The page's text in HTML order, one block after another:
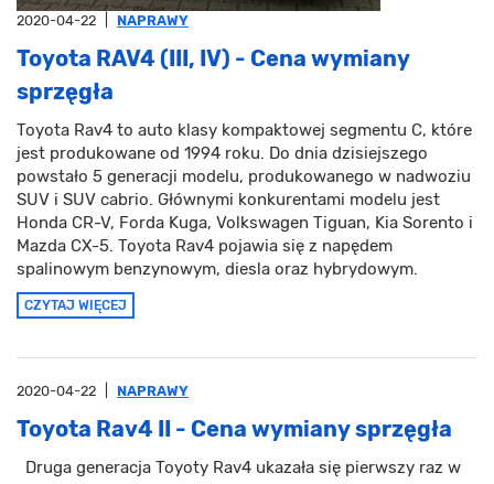
2020-04-22 NAPRAWY
Toyota RAV4 (III, IV) - Cena wymiany
sprzęgła
Toyota Rav4 to auto klasy kompaktowej segmentu C, które
jest produkowane od 1994 roku. Do dnia dzisiejszego
powstało 5 generacji modelu, produkowanego w nadwoziu
SUV i SUV cabrio. Głównymi konkurentami modelu jest
Honda CR-V, Forda Kuga, Volkswagen Tiguan, Kia Sorento i
Mazda CX-5. Toyota Rav4 pojawia się z napędem
spalinowym benzynowym, diesla oraz hybrydowym.
CZYTAJ WIĘCEJ
2020-04-22 NAPRAWY
Toyota Rav4 II - Cena wymiany sprzęgła
Druga generacja Toyoty Rav4 ukazała się pierwszy raz w